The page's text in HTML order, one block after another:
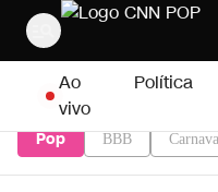
Pular para o conteúdo
Ao
vivo
Política
Pop BBB